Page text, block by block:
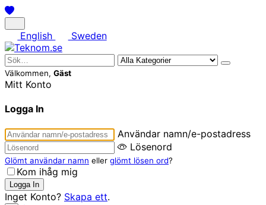
English Sweden
Välkommen, Gäst
Mitt Konto
Logga In
Användar namn/e-postadress
Lösenord
Glömt användar namn eller glömt lösen ord?
Kom ihåg mig
Inget Konto? Skapa ett.